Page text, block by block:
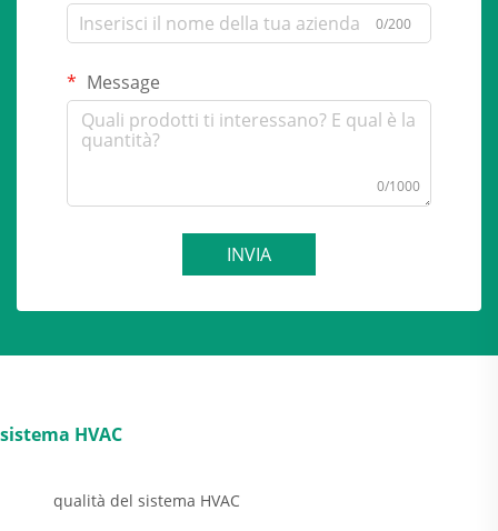
0/200
Message
0/1000
INVIA
sistema HVAC
qualità del sistema HVAC